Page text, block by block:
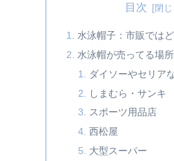
目次
水泳帽子：市販では
水泳帽が売ってる場所
ダイソーやセリア
しまむら・サンキ
スポーツ用品店
西松屋
大型スーパー